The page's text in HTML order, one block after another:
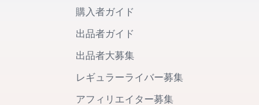
購入者ガイド
出品者ガイド
出品者大募集
レギュラーライバー募集
アフィリエイター募集